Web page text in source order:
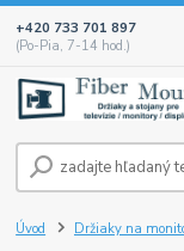
+420 733 701 897
(Po-Pia, 7-14 hod.)
Úvod Držiaky na